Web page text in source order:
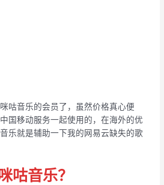
咕音乐的会员了，虽然价格真心便
国移动服务一起使用的，在海外的优
乐就是辅助一下我的网易云缺失的歌
咕音乐？